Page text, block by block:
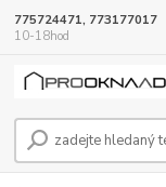
775724471, 773177017
10-18hod